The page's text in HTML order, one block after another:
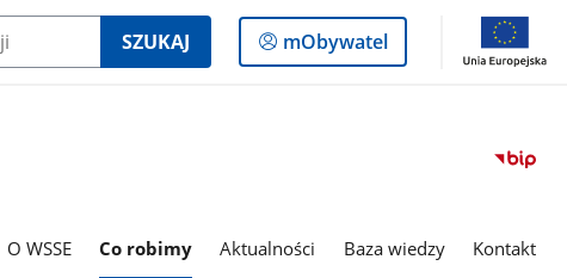
SZUKAJ
Logowanie
do
mObywatel
O WSSE Co robimy Aktualności Baza wiedzy Kontakt